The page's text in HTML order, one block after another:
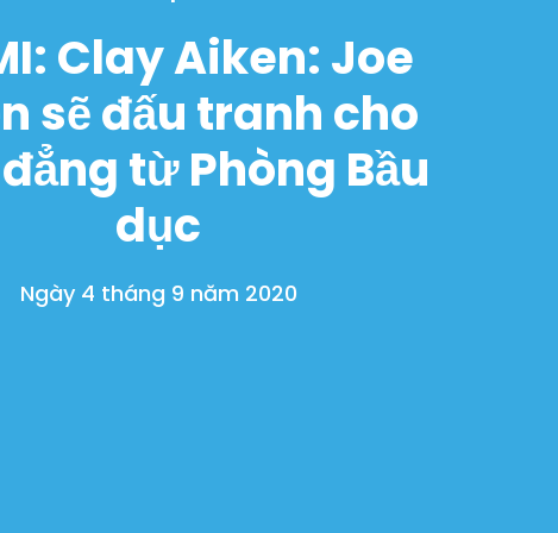
Clay Aiken: Joe
sẽ đấu tranh cho
từ Phòng Bầu
dục
Ngày 4 tháng 9 năm 2020